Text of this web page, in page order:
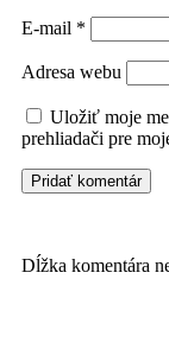
E-mail *
Adresa webu
Uložiť moje
prehliadači pre
Dĺžka komentára